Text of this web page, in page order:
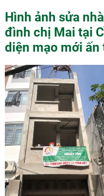
Hình ảnh sửa
đình chị Mai tại
diện mạo mới ấn